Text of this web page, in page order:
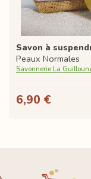
Savon à
Peaux Normales
Savonnerie La
6,90 €